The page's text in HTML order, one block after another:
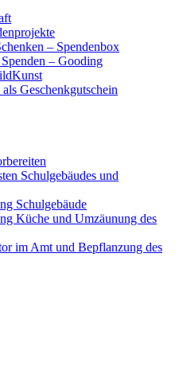
– Spendenbox
– Gooding
Geschenkgutschein
Schulgebäudes und
Schulgebäude
Küche und Umzäunung des
im Amt und Bepflanzung des